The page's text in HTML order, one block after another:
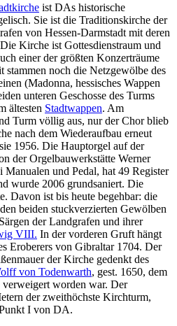
ist DAs historische
Sie ist die Traditionskirche der
von Hessen-Darmstadt mit deren
Kirche ist Gottesdienstraum und
einer der größten Konzerträume
noch die Netzgewölbe des
(Madonna, hessisches Wappen
unteren Geschosse des Turms
ältesten Stadtwappen. Am
Turm völlig aus, nur der Chor blieb
nach dem Wiederaufbau erneut
1956. Die Hauptorgel auf der
der Orgelbauwerkstätte Werner
Manualen und Pedal, hat 49 Register
wurde 2006 grundsaniert. Die
Davon ist bis heute begehbar: die
beiden stuckverzierten Gewölben
der Landgrafen und ihrer
VIII. In der vorderen Gruft hängt
Eroberers von Gibraltar 1704. Der
der Kirche gedenkt des
von Todenwarth, gest. 1650, dem
worden war. Der
der zweithöchste Kirchturm,
I von DA.